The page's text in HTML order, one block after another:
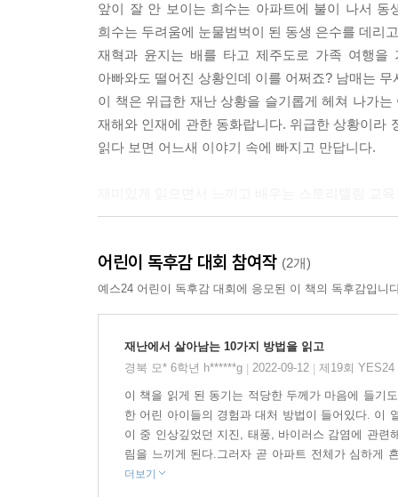
앞이 잘 안 보이는 희수는 아파트에 불이 나서
희수는 두려움에 눈물범벅이 된 동생 은수를 데리
재혁과 윤지는 배를 타고 제주도로 가족 여행
아빠와도 떨어진 상황인데 이를 어쩌죠? 남매는
이 책은 위급한 재난 상황을 슬기롭게 헤쳐 나가
재해와 인재에 관한 동화랍니다. 위급한 상황이라
읽다 보면 어느새 이야기 속에 빠지고 만답니다.
지킬 수 있도록 대처 방법을 미리미리 알아 두어야
하지만 안전 지식은 너무 어렵고 딱딱해요. 꼭 알
기억에도 오래 남는답니다.
자연 재해의 원인이 되는 환경오염과 사고를
얼마나 중요한지 느끼게 될 거예요.
동화를 읽고 나서 재난이 왜 일어나는지, 이를 예
꼼꼼히 짚어 주기 때문에 머릿속에 쏙쏙 들어오
어린이 독후감 대회 참여작 (2개)
예스24 어린이 독후감 대회에 응모된 이 책의 독후감입니
재난에서 살아남는 10가지 방법을 읽고
경북 모* 6학년 h******g
2022-09-12 제19회
이 책을 읽게 된 동기는 적당한 두께가 마음에 들기
한 어린 아이들의 경험과 대처 방법이 들어있다. 이
이 중 인상깊었던 지진, 태풍, 바이러스 감염에 관
림을 느끼게 된다.그러자 곧 아파트 전체가 심하게
더보기